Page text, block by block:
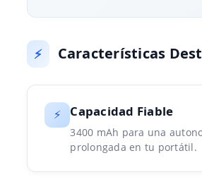
⚡ Características
⚡ Capacidad Fiable
3400 mAh para una
prolongada en tu portátil.